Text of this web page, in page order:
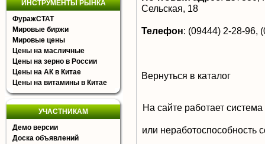
ИНСТРУМЕНТЫ РЫНКА
ФуражСТАТ
Мировые биржи
Мировые цены
Цены на масличные
Цены на зерно в России
Цены на АК в Китае
Цены на витамины в Китае
УЧАСТНИКАМ
Демо версии
Доска объявлений
Сельская, 18
Телефон: (09444) 2-28-96,
Вернуться в каталог
На сайте работает
или неработоспособность